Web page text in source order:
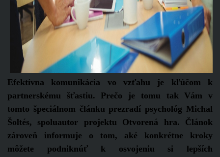
Efektívna komunikácia vo vzťahu je kľúčom k
partnerskému šťastiu. Prečo je tomu tak Vám v
tomto špeciálnom článku prezradí psychológ Michal
Šoltés, spoluautor projektu Otvorená hra. Článok
zároveň informuje o tom, aké konkrétne kroky
môžete podniknúť k osvojeniu si lepších